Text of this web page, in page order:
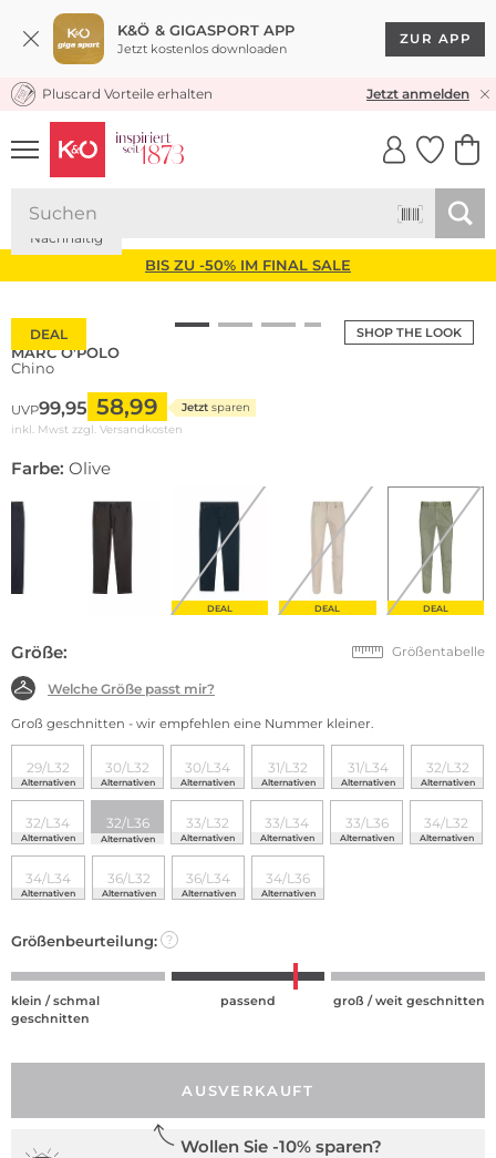
K&Ö & GIGASPORT APP
Jetzt kostenlos downloaden
ZUR APP
KOSTENLOSER VERSAND* & RÜCKVERSAND
Pluscard Vorteile erhalten Jetzt anmelden
UNSERE APP
CLICK &
BIS ZU -50% IM FINAL SALE
SHOP THE LOOK
DEAL
Nachhaltig
MARC O'POLO
Chino
UVP99,95 58,99 Jetzt sparen
inkl. Mwst zzgl. Versandkosten
Farbe: Olive
DEAL DEAL DEAL
Größe: Größentabelle
Welche Größe passt mir?
Groß geschnitten - wir empfehlen eine Nummer kleiner.
29/L32
Alternativen
30/L32
Alternativen
30/L34
Alternativen
31/L32
Alternativen
31/L34
Alternativen
32/L32
Alternativen
32/L34
Alternativen
32/L36
Alternativen
33/L32
Alternativen
33/L34
Alternativen
33/L36
Alternativen
34/L32
Alternativen
34/L34
Alternativen
36/L32
Alternativen
36/L34
Alternativen
34/L36
Alternativen
Größenbeurteilung: ?
klein / schmal
geschnitten
passend groß / weit geschnitten
AUSVERKAUFT
Wollen Sie -10% sparen?